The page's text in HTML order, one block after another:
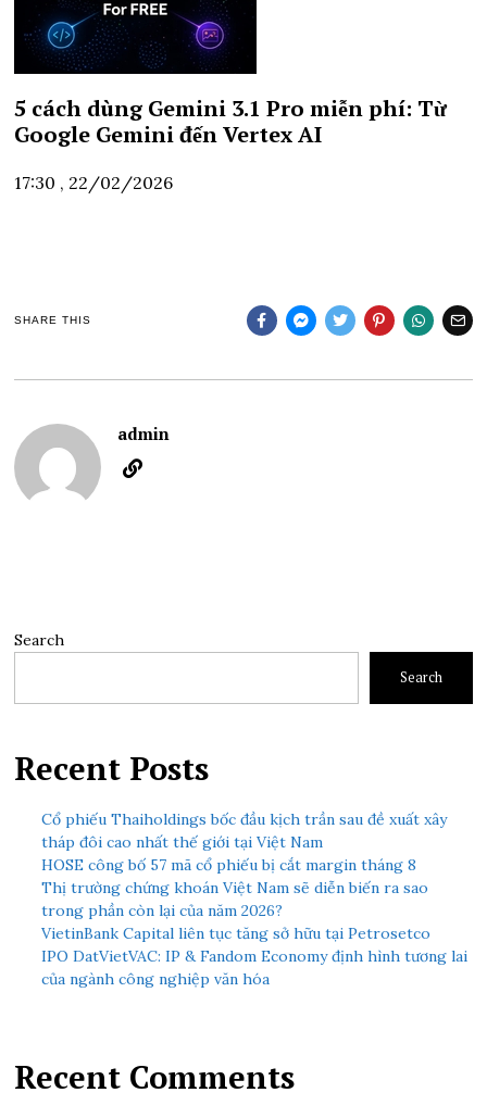
5 cách dùng Gemini 3.1 Pro miễn phí: Từ
Google Gemini đến Vertex AI
17:30 , 22/02/2026
SHARE THIS
admin
Search
Search
Recent Posts
Cổ phiếu Thaiholdings bốc đầu kịch trần sau đề xuất xây
tháp đôi cao nhất thế giới tại Việt Nam
HOSE công bố 57 mã cổ phiếu bị cắt margin tháng 8
Thị trường chứng khoán Việt Nam sẽ diễn biến ra sao
trong phần còn lại của năm 2026?
VietinBank Capital liên tục tăng sở hữu tại Petrosetco
IPO DatVietVAC: IP & Fandom Economy định hình tương lai
của ngành công nghiệp văn hóa
Recent Comments